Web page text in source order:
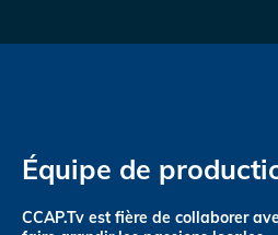
Équipe de
CCAP.Tv est fière de collaborer